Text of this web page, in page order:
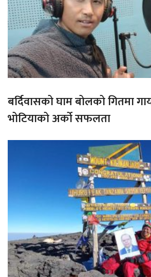
बर्दिवासको घाम बोलको गितमा
भोटियाको अर्को सफलता